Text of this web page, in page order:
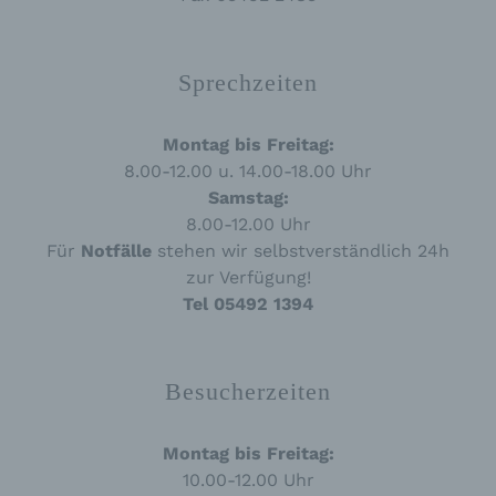
Sprechzeiten
Montag bis Freitag:
8.00-12.00 u. 14.00-18.00 Uhr
Samstag:
8.00-12.00 Uhr
Für Notfälle stehen wir selbstverständlich 24h
zur Verfügung!
Tel 05492 1394
Besucherzeiten
Montag bis Freitag:
10.00-12.00 Uhr
Person, Behörde, Einrichtung oder andere
Stelle außer der betroffenen Person, dem
Verantwortung des Verantwortlichen oder des
Auftragsverarbeiters befugt sind, die
personenbezogenen Daten zu verarbeiten.
k) Einwilligung
Einwilligung ist jede von der betroffenen Person
einer sonstigen eindeutigen bestätigenden
der sie betreffenden personenbezogenen Daten
einverstanden ist.